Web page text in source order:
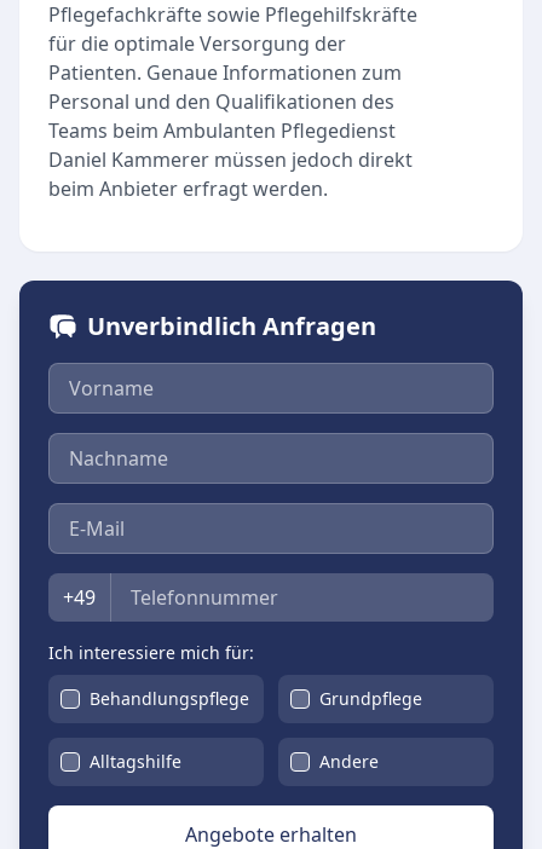
Pflegefachkräfte sowie Pflegehilfskräfte
für die optimale Versorgung der
Patienten. Genaue Informationen zum
Personal und den Qualifikationen des
Teams beim Ambulanten Pflegedienst
Daniel Kammerer müssen jedoch direkt
beim Anbieter erfragt werden.
Unverbindlich Anfragen
Vorname
Nachname
E-Mail
Telefon
+49
Ich interessiere mich für:
Behandlungspflege
Grundpflege
Alltagshilfe Andere
Angebote erhalten